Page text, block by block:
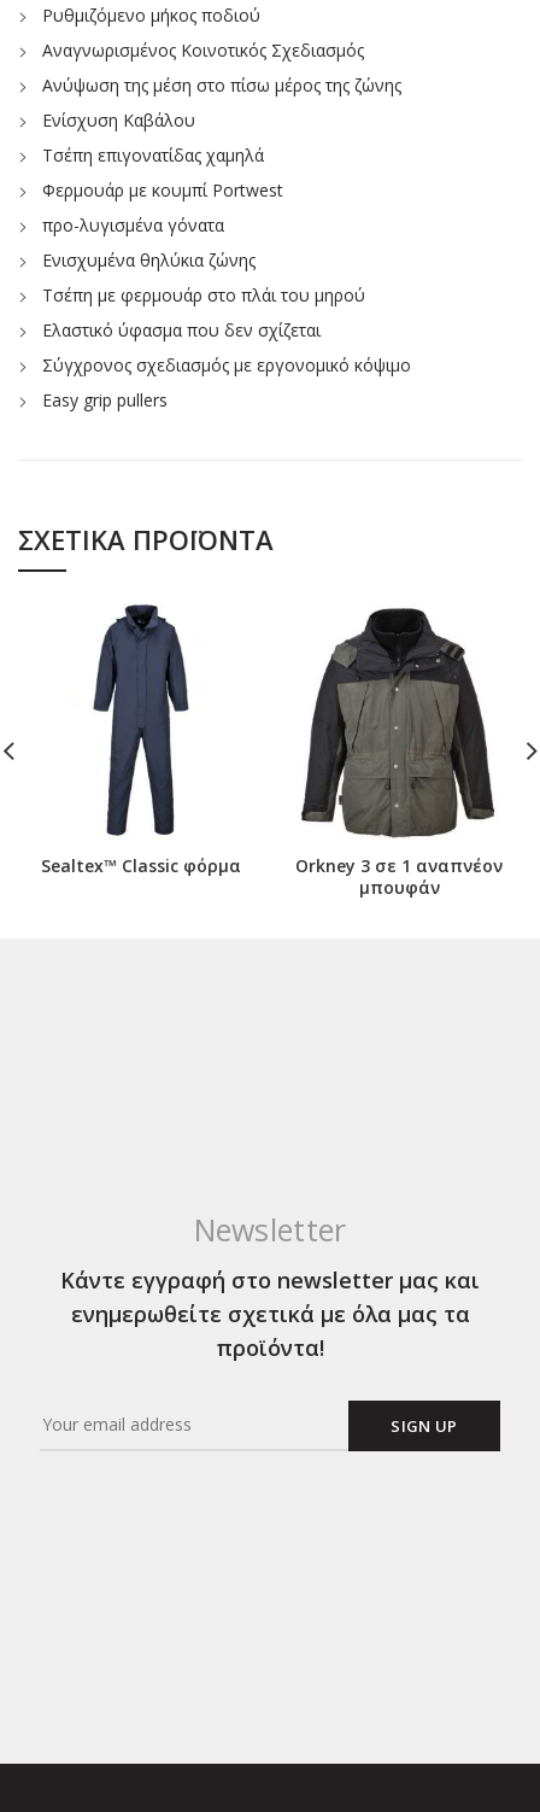
Ρυθμιζόμενο μήκος ποδιού
Αναγνωρισμένος Κοινοτικός Σχεδιασμός
Ανύψωση της μέση στο πίσω μέρος της ζώνης
Ενίσχυση Καβάλου
Τσέπη επιγονατίδας χαμηλά
Φερμουάρ με κουμπί Portwest
προ-λυγισμένα γόνατα
Ενισχυμένα θηλύκια ζώνης
Τσέπη με φερμουάρ στο πλάι του μηρού
Ελαστικό ύφασμα που δεν σχίζεται
Σύγχρονος σχεδιασμός με εργονομικό κόψιμο
Easy grip pullers
ΣΧΕΤΙΚΆ ΠΡΟΪΌΝΤΑ
Sealtex™ Classic φόρμα
Orkney 3 σε 1 αναπνέον
μπουφάν
Newsletter
Κάντε εγγραφή στο newsletter μας και
ενημερωθείτε σχετικά με όλα μας τα
προϊόντα!